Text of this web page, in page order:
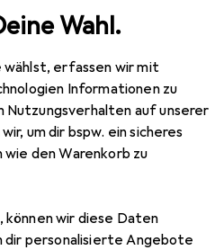
Wahl.
wählst, erfassen wir mit
Informationen zu
Nutzungsverhalten auf unserer
um dir bspw. ein sicheres
wie den Warenkorb zu
können wir diese Daten
dir personalisierte Angebote
Gelb/Schwarz, Grösse XXL
Polyester
XXL